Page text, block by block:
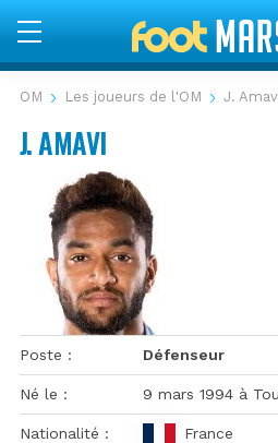
OM Les joueurs de l'OM J.
J. AMAVI
Poste Défenseur
Né le 9 mars 1994 à
Nationalité France